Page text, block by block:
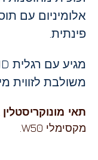
אלומיניום עם
פינתית.
משולבת לזווית
תאי מונוקריסטלין
מקסימלי W50.